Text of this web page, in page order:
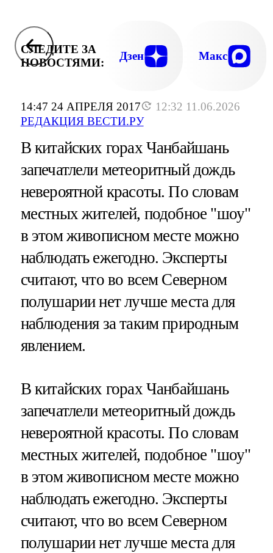
14:47 24 АПРЕЛЯ 2017
12:32 11.06.2026
РЕДАКЦИЯ ВЕСТИ.РУ
СЛЕДИТЕ ЗА
НОВОСТЯМИ:
Дзен Макс
В китайских горах Чанбайшань
запечатлели метеоритный дождь
невероятной красоты. По словам
местных жителей, подобное "шоу"
в этом живописном месте можно
наблюдать ежегодно. Эксперты
считают, что во всем Cеверном
полушарии нет лучше места для
наблюдения за таким природным
явлением.
В китайских горах Чанбайшань
запечатлели метеоритный дождь
невероятной красоты. По словам
местных жителей, подобное "шоу"
в этом живописном месте можно
наблюдать ежегодно. Эксперты
считают, что во всем Cеверном
полушарии нет лучше места для